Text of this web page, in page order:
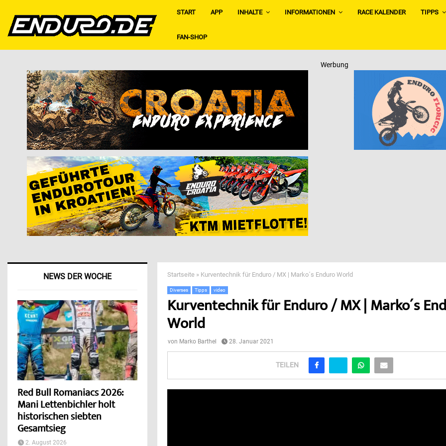
START APP INHALTE INFORMATIONEN RACE KALENDER TIPPS
FAN-SHOP
Werbung
Startseite » Kurventechnik für Enduro / MX | Marko´s Enduro World
Diverses Tipps video
Kurventechnik für Enduro / MX | Marko´s
World
von Marko Barthel 28. Januar 2021
TEILEN
NEWS DER WOCHE
Red Bull Romaniacs 2026:
Mani Lettenbichler holt
historischen siebten
Gesamtsieg
2. August 2026